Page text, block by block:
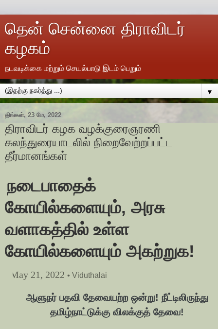
தென் சென்னை திராவிடர்
கழகம்
நடவடிக்கை மற்றும் செயல்பாடு இடம் பெறும்
▼
திங்கள், 23 மே, 2022
திராவிடர் கழக வழக்குரைஞரணி
கலந்துரையாடலில் நிறைவேற்றப்பட்ட
தீர்மானங்கள்
நடைபாதைக்
கோயில்களையும், அரசு
வளாகத்தில் உள்ள
கோயில்களையும் அகற்றுக!
May 21, 2022 • Viduthalai
ஆளுநர் பதவி தேவையற்ற ஒன்று! நீட்டிலிருந்து
தமிழ்நாட்டுக்கு விலக்குத் தேவை!